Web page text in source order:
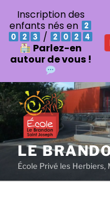
Aller
au
contenu
principal
LE
École Privé les
Inscription des
enfants nés en
/
Parlez-en
autour de vous !